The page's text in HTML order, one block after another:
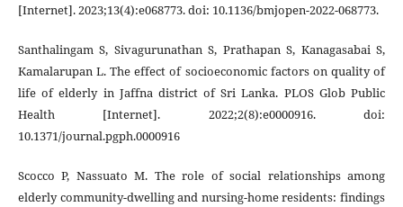
[Internet]. 2023;13(4):e068773. doi: 10.1136/bmjopen-2022-068773.
Santhalingam S, Sivagurunathan S, Prathapan S, Kanagasabai S,
Kamalarupan L. The effect of socioeconomic factors on quality of
life of elderly in Jaffna district of Sri Lanka. PLOS Glob Public
Health [Internet]. 2022;2(8):e0000916. doi:
10.1371/journal.pgph.0000916
Scocco P, Nassuato M. The role of social relationships among
elderly community-dwelling and nursing-home residents: findings